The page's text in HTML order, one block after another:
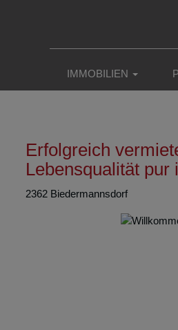
IMMOBILIEN
Erfolgreich
Lebensqualität pur
2362 Biedermannsdorf